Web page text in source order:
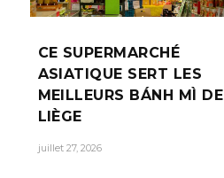
CE SUPERMARCHÉ
ASIATIQUE SERT LES
MEILLEURS BÁNH MÌ DE
LIÈGE
juillet 27, 2026